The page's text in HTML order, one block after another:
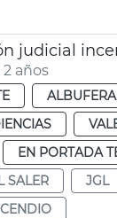
años
ALBUFERA
EN PORTADA
SALER
JGL